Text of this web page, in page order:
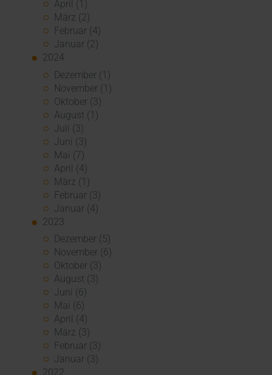
April (1)
März (2)
Februar (4)
Januar (2)
2024
Dezember (1)
November (1)
Oktober (3)
August (1)
Juli (3)
Juni (3)
Mai (7)
April (4)
März (1)
Februar (3)
Januar (4)
2023
Dezember (5)
November (6)
Oktober (3)
August (3)
Juni (6)
Mai (6)
April (4)
März (3)
Februar (3)
Januar (3)
2022